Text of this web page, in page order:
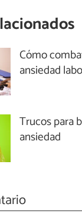
Cómo
ansiedad
Trucos para
ansiedad